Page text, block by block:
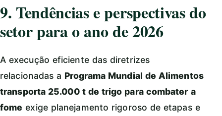
9. Tendências e perspectivas do
setor para o ano de 2026
A execução eficiente das diretrizes
relacionadas a Programa Mundial de Alimentos
transporta 25.000 t de trigo para combater a
fome exige planejamento rigoroso de etapas e